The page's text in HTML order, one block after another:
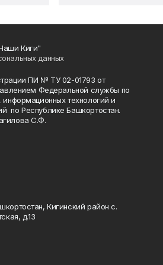
Киги"
данных
ПИ № ТУ 02-01793 от
Федеральной службы по
технологий и
по Республике Башкортостан.
С.Ф.
Кигинский район с.
д.13